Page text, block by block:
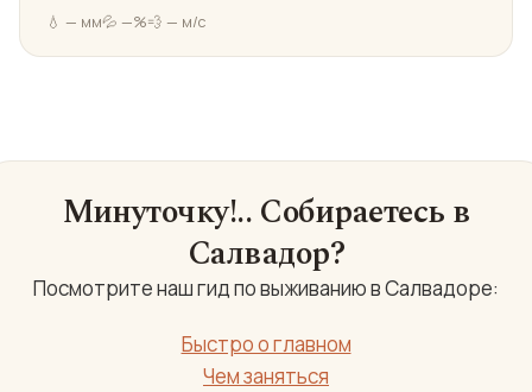
💧 — мм💦 —%💨 — м/с
Минуточку!.. Собираетесь в
Салвадор?
Посмотрите наш гид по выживанию в Салвадоре:
Быстро о главном
Чем заняться